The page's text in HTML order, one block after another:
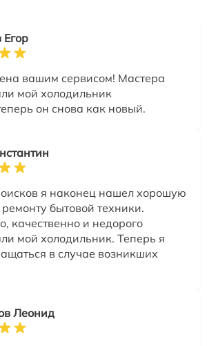
вашим сервисом! Мастера
мой холодильник
он снова как новый.
я наконец нашел хорошую
бытовой техники.
качественно и недорого
мой холодильник. Теперь я
в случае возникших
Леонид